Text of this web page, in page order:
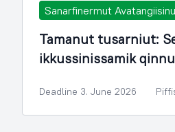
Sanarfinermut
Tamanut tusarniut:
ikkussinissamik
Deadline 3. June 2026